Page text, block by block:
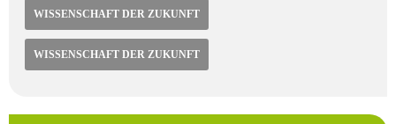
WISSENSCHAFT DER ZUKUNFT
WISSENSCHAFT DER ZUKUNFT